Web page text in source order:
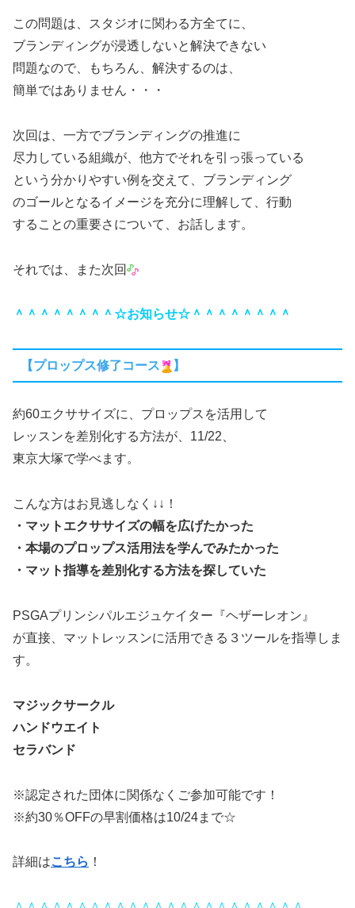
この問題は、スタジオに関わる方全てに、
ブランディングが浸透しないと解決できない
問題なので、もちろん、解決するのは、
簡単ではありません・・・
次回は、一方でブランディングの推進に
尽力している組織が、他方でそれを引っ張っている
という分かりやすい例を交えて、ブランディング
のゴールとなるイメージを充分に理解して、行動
することの重要さについて、お話します。
それでは、また次回
＾＾＾＾＾＾＾＾☆お知らせ☆＾＾＾＾＾＾＾＾
【プロップス修了コース 】
約60エクササイズに、プロップスを活用して
レッスンを差別化する方法が、11/22、
東京大塚で学べます。
こんな方はお見逃しなく↓↓！
・マットエクササイズの幅を広げたかった
・本場のプロップス活用法を学んでみたかった
・マット指導を差別化する方法を探していた
PSGAプリンシパルエジュケイター『ヘザーレオン』
が直接、マットレッスンに活用できる３ツールを指導しま
す。
マジックサークル
ハンドウエイト
セラバンド
※認定された団体に関係なくご参加可能です！
※約30％OFFの早割価格は10/24まで☆
詳細はこちら ！